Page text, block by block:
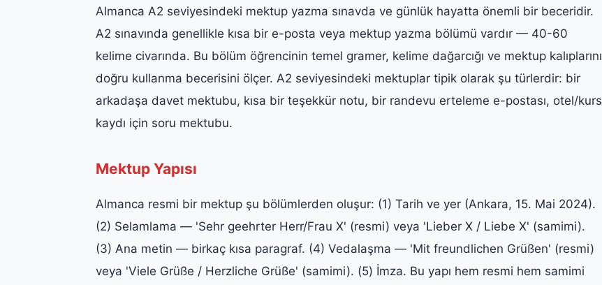
Almanca A2 seviyesindeki mektup yazma sınavda ve günlük hayatta önemli bir beceridir.
A2 sınavında genellikle kısa bir e-posta veya mektup yazma bölümü vardır — 40-60
kelime civarında. Bu bölüm öğrencinin temel gramer, kelime dağarcığı ve mektup kalıplarını
doğru kullanma becerisini ölçer. A2 seviyesindeki mektuplar tipik olarak şu türlerdir: bir
arkadaşa davet mektubu, kısa bir teşekkür notu, bir randevu erteleme e-postası, otel/kurs
kaydı için soru mektubu.
Mektup Yapısı
Almanca resmi bir mektup şu bölümlerden oluşur: (1) Tarih ve yer (Ankara, 15. Mai 2024).
(2) Selamlama — 'Sehr geehrter Herr/Frau X' (resmi) veya 'Lieber X / Liebe X' (samimi).
(3) Ana metin — birkaç kısa paragraf. (4) Vedalaşma — 'Mit freundlichen Grüßen' (resmi)
veya 'Viele Grüße / Herzliche Grüße' (samimi). (5) İmza. Bu yapı hem resmi hem samimi